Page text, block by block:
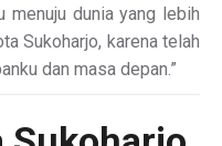
menuju dunia yang lebih
Sukoharjo, karena telah
dan masa depan.”